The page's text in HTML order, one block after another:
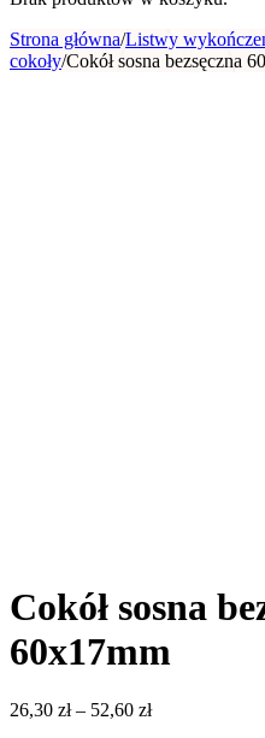
Strona główna/Listwy
cokoły/Cokół sosna bezsęczna
Cokół sosna
60x17mm
26,30 zł– 52,60 zł